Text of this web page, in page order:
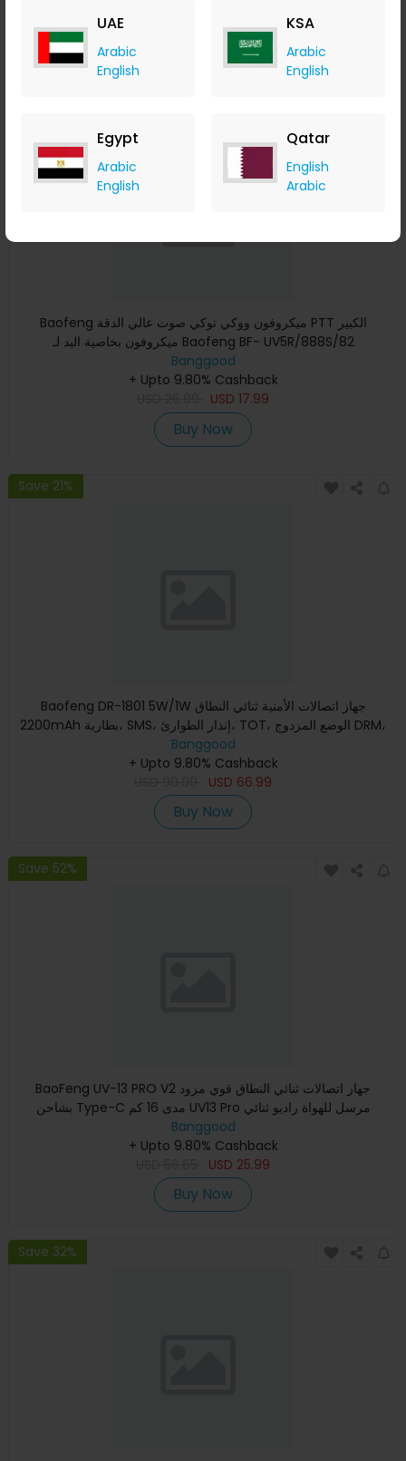
UAE
Arabic
English
KSA
Arabic
English
Egypt
Arabic
English
Qatar
English
Arabic
Baofeng ميكروفون ووكي توكي صوت عالي الدقة PTT الكبير
ميكروفون بخاصية اليد لـ Baofeng BF- UV5R/888S/82
Banggood
+ Upto 9.80% Cashback
USD 17.99
Buy Now
Save 21%
Baofeng DR-1801 5W/1W جهاز اتصالات الأمنية ثنائي النطاق
2200mAh بطارية، SMS، إنذار الطوارئ، TOT، الوضع المزدوج DRM،
رادي
Banggood
+ Upto 9.80% Cashback
USD 66.99
Buy Now
Save 52%
BaoFeng UV-13 PRO V2 جهاز اتصالات ثنائي النطاق قوي مزود
بشاحن Type-C مدى 16 كم UV13 Pro مرسل للهواة راديو ثنائي
الاتجاه
Banggood
+ Upto 9.80% Cashback
USD 25.99
Buy Now
Save 32%